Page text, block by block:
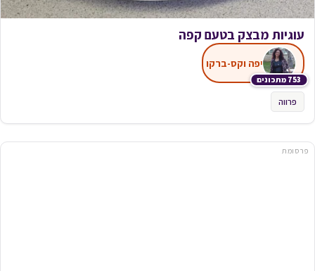
עוגיות מבצק בטעם קפה
753 מתכונים
יפה וקס-ברקו
פרווה
פרסומת